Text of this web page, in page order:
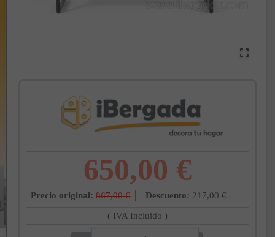
650,00 €
Precio original: 867,00 € Descuento: 217,00 €
( IVA Incluido )